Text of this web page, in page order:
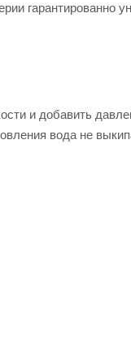
гарантированно
и добавить
вода не